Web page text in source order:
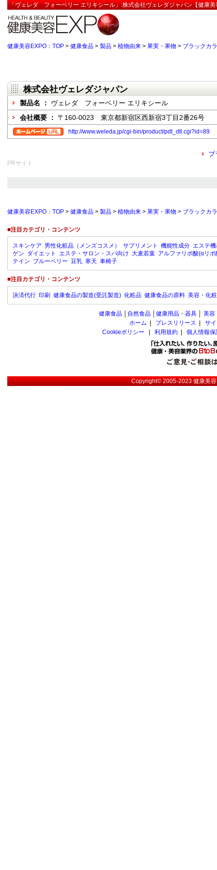
「ヴェレダ フォーベリー エリキシール」:株式会社ヴェレダジャパン【健康美
健康美容EXPO：TOP > 健康食品 > 製品 > 植物由来 > 果実・果物 > ブラックカ
株式会社ヴェレダジャパン
製品名 ： ヴェレダ フォーベリー エリキシール
会社概要 ： 〒160-0023 東京都新宿区西新宿3丁目2番26号
http://www.weleda.jp/cgi-bin/product/pdt_dtl.cgi?id=89
ブ
PRサイト
健康美容EXPO：TOP > 健康食品 > 製品 > 植物由来 > 果実・果物 > ブラックカ
■注目カテゴリ・コンテンツ
スキンケア 男性化粧品（メンズコスメ） サプリメント 機能性成分 エステ
ゲン ダイエット エステ・サロン・スパ向け 大麦若葉 アルファリポ酸(αリポ
テイン ブルーベリー 豆乳 寒天 車椅子
■注目カテゴリ・コンテンツ
決済代行 印刷 健康食品の製造(受託製造) 化粧品 健康食品の原料 美容・化
健康食品 自然食品 健康用品・器具 美容
ホーム
プレスリリース
サ
Cookieポリシー
利用規約 個人情報
Copyright© 2005-2023健康美